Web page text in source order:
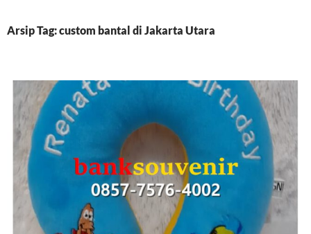
Arsip Tag: custom bantal di Jakarta Utara